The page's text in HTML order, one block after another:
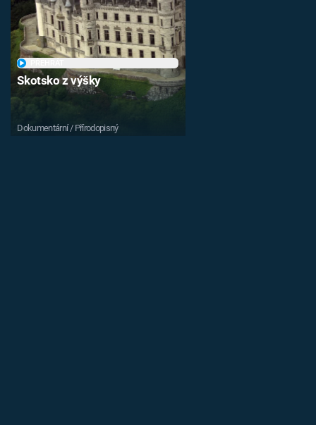
Skotsko z výšky
Dokumentární / Přírodopisný